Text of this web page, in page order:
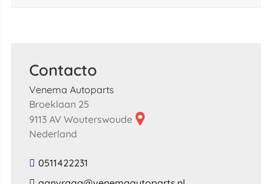
Contacto
Venema Autoparts
Broeklaan 25
9113 AV Wouterswoude
Nederland
0511422231